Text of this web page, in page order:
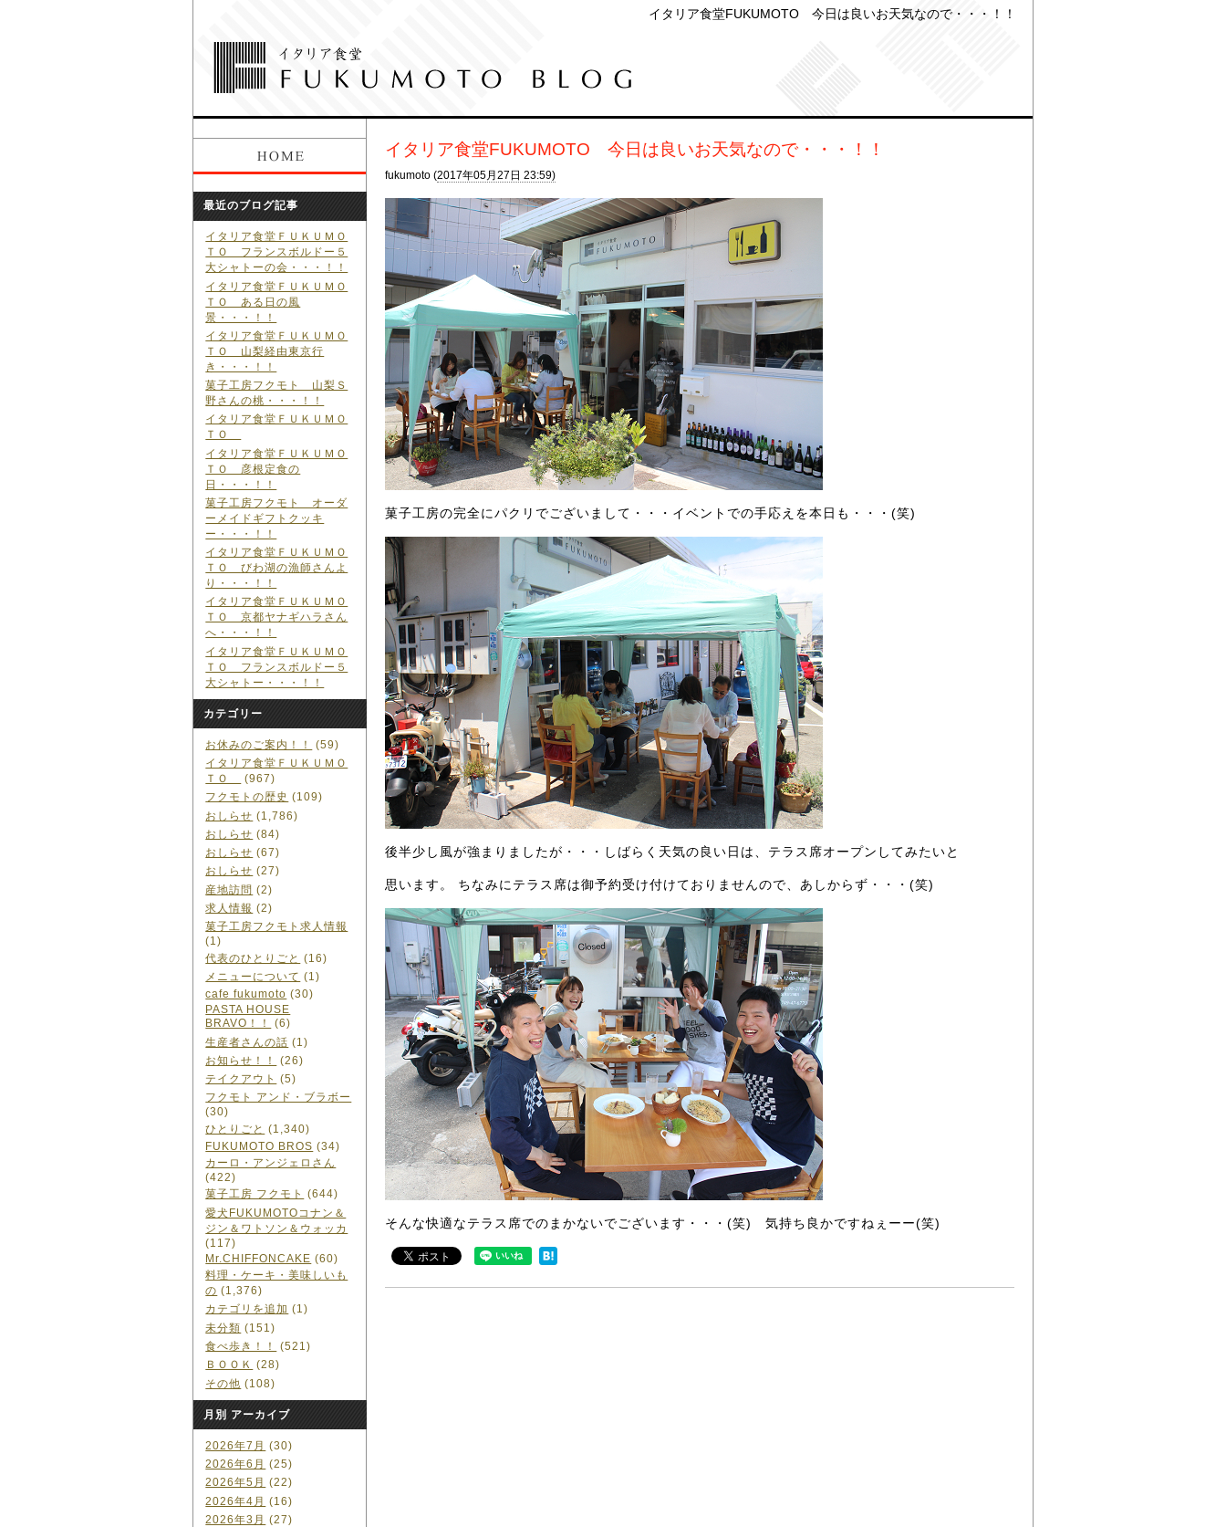
イタリア食堂FUKUMOTO 今日は良いお天気なので・・・！！
イタリア食堂FUKUMOTO 今日は良いお天気なので・・・！！
fukumoto (2017年05月27日 23:59)
菓子工房の完全にパクリでございまして・・・イベントでの手応えを本日も・・・(笑)
後半少し風が強まりましたが・・・しばらく天気の良い日は、テラス席オープンしてみたいと
思います。 ちなみにテラス席は御予約受け付けておりませんので、あしからず・・・(笑)
そんな快適なテラス席でのまかないでございます・・・(笑) 気持ち良かですねぇーー(笑)
最近のブログ記事
イタリア食堂ＦＵＫＵＭＯ
ＴＯ フランスボルドー５
大シャトーの会・・・！！
イタリア食堂ＦＵＫＵＭＯ
ＴＯ ある日の風
景・・・！！
イタリア食堂ＦＵＫＵＭＯ
ＴＯ 山梨経由東京行
き・・・！！
菓子工房フクモト 山梨Ｓ
野さんの桃・・・！！
イタリア食堂ＦＵＫＵＭＯ
ＴＯ
イタリア食堂ＦＵＫＵＭＯ
ＴＯ 彦根定食の
日・・・！！
菓子工房フクモト オーダ
ーメイドギフトクッキ
ー・・・！！
イタリア食堂ＦＵＫＵＭＯ
ＴＯ びわ湖の漁師さんよ
り・・・！！
イタリア食堂ＦＵＫＵＭＯ
ＴＯ 京都ヤナギハラさん
へ・・・！！
イタリア食堂ＦＵＫＵＭＯ
ＴＯ フランスボルドー５
大シャトー・・・！！
カテゴリー
お休みのご案内！！
(59)
イタリア食堂ＦＵＫＵＭＯ
ＴＯ
(967)
フクモトの歴史 (109)
おしらせ (1,786)
おしらせ (84)
おしらせ (67)
おしらせ (27)
産地訪問 (2)
求人情報 (2)
菓子工房フクモト求人情報
(1)
代表のひとりごと (16)
メニューについて (1)
cafe fukumoto (30)
PASTA HOUSE
BRAVO！！
(6)
生産者さんの話 (1)
お知らせ！！
(26)
テイクアウト (5)
フクモト アンド・ブラボー
(30)
ひとりごと (1,340)
FUKUMOTO BROS (34)
カーロ・アンジェロさん
(422)
菓子工房 フクモト (644)
愛犬FUKUMOTOコナン＆
ジン＆ワトソン＆ウォッカ
(117)
Mr.CHIFFONCAKE (60)
料理・ケーキ・美味しいも
の (1,376)
カテゴリを追加 (1)
未分類 (151)
食べ歩き！！
(521)
ＢＯＯＫ (28)
その他 (108)
月別 アーカイブ
2026年7月 (30)
2026年6月 (25)
2026年5月 (22)
2026年4月 (16)
2026年3月 (27)